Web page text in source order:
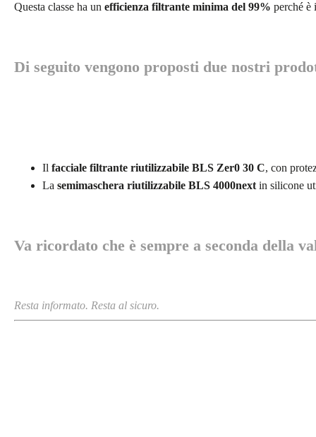
Questa classe ha un efficienza filtrante minima del 99% perché è
Di seguito vengono proposti due nostri
Il facciale filtrante riutilizzabile BLS Zer0 30 C, con
La semimaschera riutilizzabile BLS 4000next in silicone
Va ricordato che è sempre a seconda della
Resta informato. Resta al sicuro.